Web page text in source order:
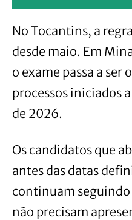
No Tocantins, a
desde maio. Em
o exame passa a ser
processos iniciados
de 2026.
Os candidatos que
antes das datas
continuam seguindo
não precisam